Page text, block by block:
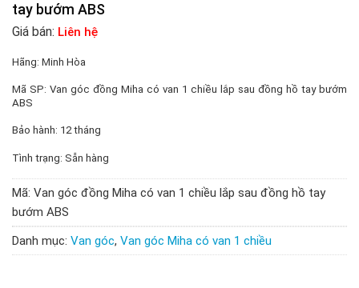
tay bướm ABS
Giá bán: Liên hệ
Hãng: Minh Hòa
Mã SP: Van góc đồng Miha có van 1 chiều lắp sau đồng hồ tay bướm
ABS
Bảo hành: 12 tháng
Tình trạng: Sẵn hàng
Mã: Van góc đồng Miha có van 1 chiều lắp sau đồng hồ tay
bướm ABS
Danh mục: Van góc, Van góc Miha có van 1 chiều